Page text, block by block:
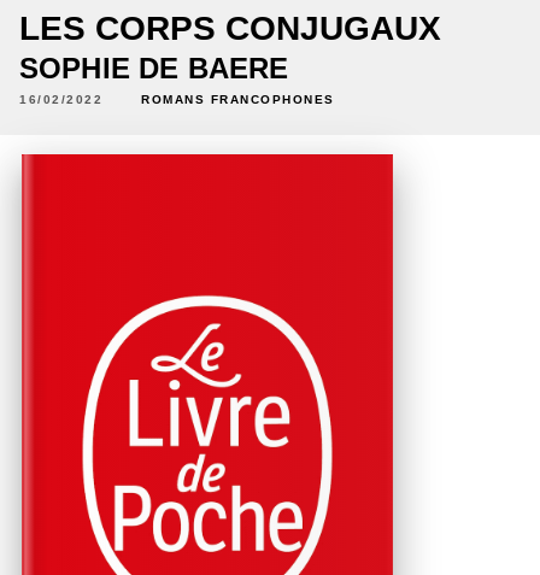
LES CORPS CONJUGAUX
SOPHIE DE BAERE
16/02/2022 ROMANS FRANCOPHONES